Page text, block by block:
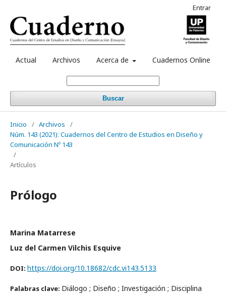
Actual Archivos Acerca de Cuadernos Online
Buscar
Entrar
Inicio / Archivos
/
Núm. 143 (2021): Cuadernos del Centro de Estudios en Diseño y
Comunicación Nº 143
/
Artículos
Prólogo
Marina Matarrese
Luz del Carmen Vilchis Esquive
DOI: https://doi.org/10.18682/cdc.vi143.5133
Palabras clave: Diálogo ; Diseño ; Investigación ; Disciplina